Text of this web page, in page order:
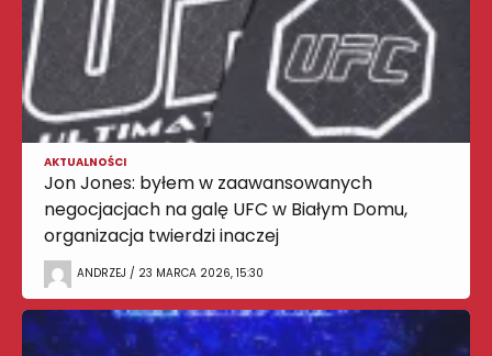
AKTUALNOŚCI
Jon Jones: byłem w zaawansowanych
negocjacjach na galę UFC w Białym Domu,
organizacja twierdzi inaczej
ANDRZEJ / 23 MARCA 2026, 15:30